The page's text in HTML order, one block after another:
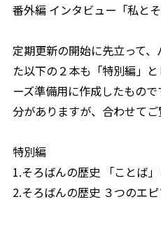
番外編 インタビュー「私とそ
定期更新の開始に先立って
た以下の２本も「特別編」
ーズ準備用に作成したもの
分がありますが、合わせてご
特別編
1.そろばんの歴史 「ことば
2.そろばんの歴史 ３つのエ